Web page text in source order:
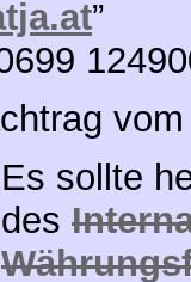
Es sollte
des
Quelle
on Jun